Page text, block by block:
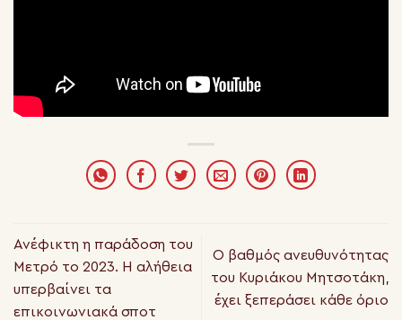
Ανέφικτη η παράδοση του
Μετρό το 2023. Η αλήθεια
υπερβαίνει τα
επικοινωνιακά σποτ
O βαθμός ανευθυνότητας
του Κυριάκου Μητσοτάκη,
έχει ξεπεράσει κάθε όριο